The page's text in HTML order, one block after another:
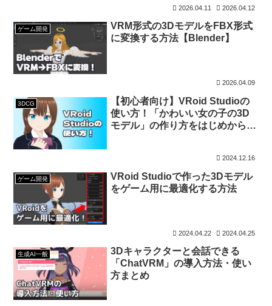
2026.04.11 2026.04.12
ゲーム開発
VRM形式の3DモデルをFBX形式
に変換する方法【Blender】
2026.04.09
3DCG
【初心者向け】VRoid Studioの
使い方！「かわいい女の子の3D
モデル」の作り方をはじめから丁
2024.12.16
ゲーム開発
VRoid Studioで作った3Dモデル
をゲーム用に最適化する方法
2024.04.22 2024.04.25
生成AI一般
3Dキャラクターと会話できる
「ChatVRM」の導入方法・使い
方まとめ